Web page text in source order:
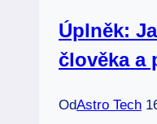
Úplněk:
člověka a
OdAstro Tech